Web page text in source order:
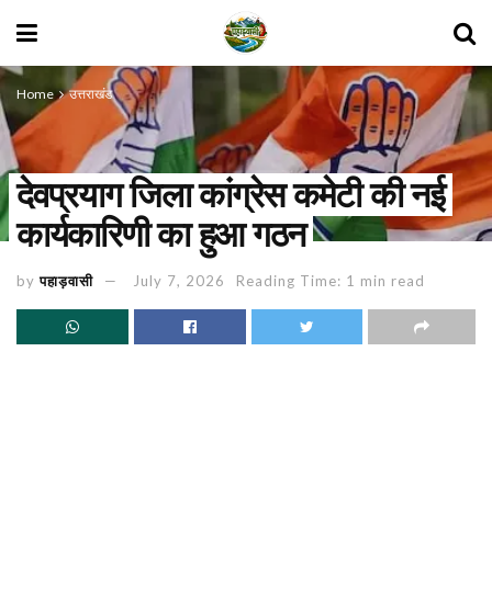
Home उत्तराखंड
देवप्रयाग जिला कांग्रेस कमेटी की नई
कार्यकारिणी का हुआ गठन
by पहाड़वासी July 7, 2026 Reading Time: 1 min read